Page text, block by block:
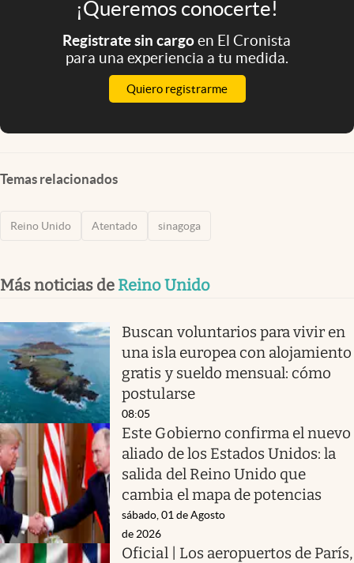
¡Queremos conocerte!
Registrate sin cargoen El Cronista
para una experiencia a tu medida.
Quiero registrarme
Temas relacionados
Reino Unido Atentado sinagoga
Más noticias de Reino Unido
Buscan voluntarios para vivir en
una isla europea con alojamiento
gratis y sueldo mensual: cómo
postularse
08:05
Este Gobierno confirma el nuevo
aliado de los Estados Unidos: la
salida del Reino Unido que
cambia el mapa de potencias
sábado, 01 de Agosto
de 2026
Oficial | Los aeropuertos de París,